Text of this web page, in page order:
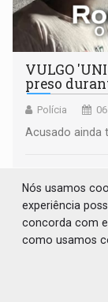
VULGO
preso
Polícia
Acusado ainda
Nós usamos
experiência
concorda com
como usamos